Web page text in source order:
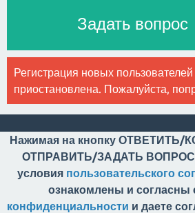
Задать вопрос
Регистрация новых
приостановлена. Пожалуйста,
Нажимая на кнопку
ОТПРАВИТЬ/ЗАДАТЬ ВОПРОС,
условия пользовательского
ознакомлены и согласны
конфиденциальности и даете